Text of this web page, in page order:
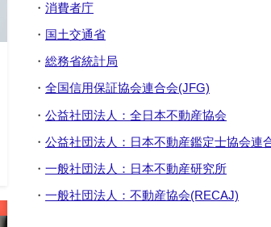
・ 消費者庁
・ 国土交通省
・ 総務省統計局
・ 全国信用保証協会連合会(JFG)
・ 公益社団法人：全日本不動産協会
・ 公益社団法人：日本不動産鑑定士協会連
・ 一般社団法人：日本不動産研究所
・ 一般社団法人：不動産協会(RECAJ)